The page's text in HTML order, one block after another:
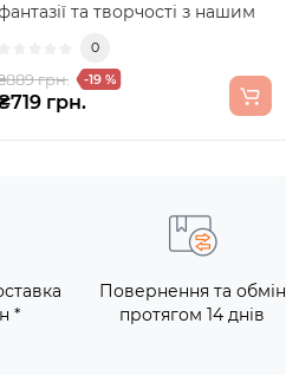
та творчості з нашим
0
грн. -19 %
грн.
*
Повернення та обмін
протягом 14 днів